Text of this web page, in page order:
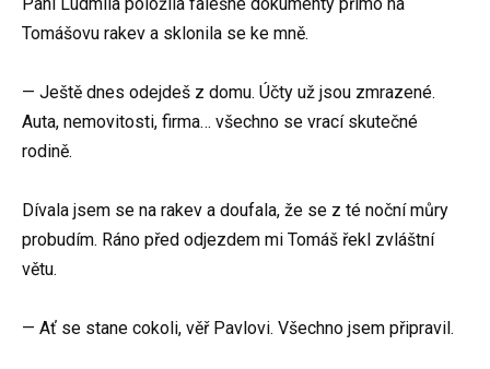
Tomášovu rakev a sklonila se ke mně.
— Ještě dnes odejdeš z domu. Účty už jsou zmrazené.
Auta, nemovitosti, firma… všechno se vrací skutečné
rodině.
Dívala jsem se na rakev a doufala, že se z té noční můry
probudím. Ráno před odjezdem mi Tomáš řekl zvláštní
větu.
— Ať se stane cokoli, věř Pavlovi. Všechno jsem připravil.